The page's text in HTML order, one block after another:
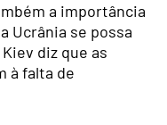
a importância
Ucrânia se possa
diz que as
à falta de